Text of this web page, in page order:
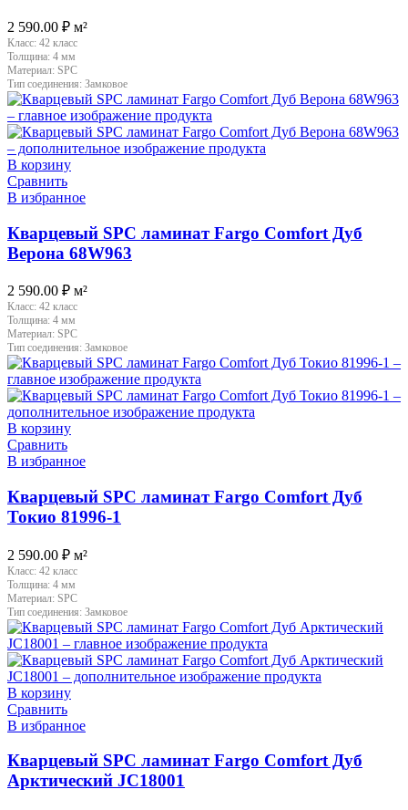
2 590.00 ₽ м²
Класс: 42 класс
Толщина: 4 мм
Материал: SPC
Тип соединения: Замковое
В корзину
Сравнить
В избранное
Кварцевый SPC ламинат Fargo Comfort Дуб
Верона 68W963
2 590.00 ₽ м²
Класс: 42 класс
Толщина: 4 мм
Материал: SPC
Тип соединения: Замковое
В корзину
Сравнить
В избранное
Кварцевый SPC ламинат Fargo Comfort Дуб
Токио 81996-1
2 590.00 ₽ м²
Класс: 42 класс
Толщина: 4 мм
Материал: SPC
Тип соединения: Замковое
В корзину
Сравнить
В избранное
Кварцевый SPC ламинат Fargo Comfort Дуб
Арктический JC18001